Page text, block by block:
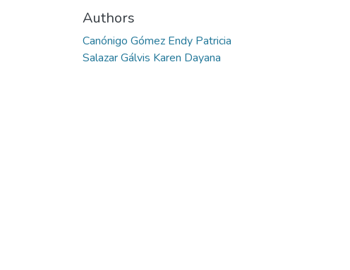
Authors
Canónigo Gómez Endy Patricia
Salazar Gálvis Karen Dayana